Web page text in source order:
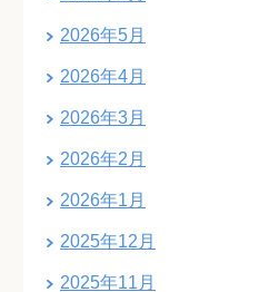
2026年5月
2026年4月
2026年3月
2026年2月
2026年1月
2025年12月
2025年11月